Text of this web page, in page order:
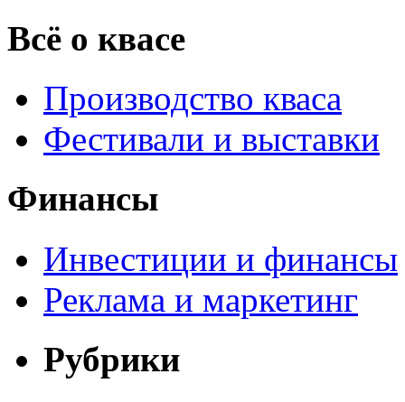
Всё о квасе
Производство кваса
Фестивали и выставки
Финансы
Инвестиции и финансы
Реклама и маркетинг
Рубрики